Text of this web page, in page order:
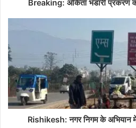
Breaking: अंकिता भंडारी प्रकरण
Rishikesh: नगर निगम के अभियान